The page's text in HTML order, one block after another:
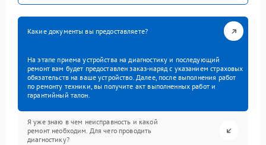
Какие документы вы предоставляете?
На этапе приема устройства на диагностику и последующий
ремонт вам будет предоставлен заказ-наряд с указанием страховых
обязательств на ваше устройство. Далее, после выполнения работ
по ремонту техники, вы получите акт выполненных работ и
гарантийный талон.
Я уже знаю в чем неисправность и какой
ремонт необходим. Для чего проводить
диагностику?